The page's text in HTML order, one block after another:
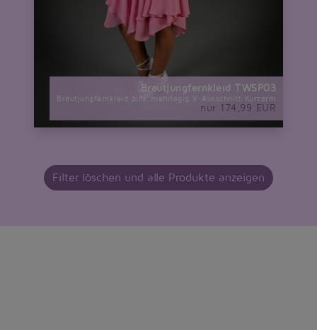
Brautjungfernkleid TWSP03
Brautjungfernkleid pink mehrlagig V-Ausschnitt Kurzarm
nur 174,99 EUR
Filter löschen und alle Produkte anzeigen